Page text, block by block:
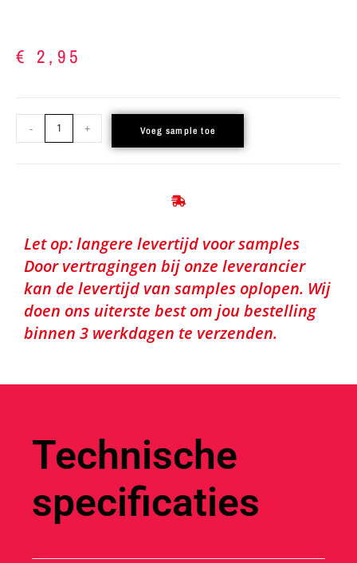
€ 2,95
- + Voeg sample toe
Let op: langere levertijd voor samples
Door vertragingen bij onze leverancier
kan de levertijd van samples oplopen. Wij
doen ons uiterste best om jou bestelling
binnen 3 werkdagen te verzenden.
Technische
specificaties